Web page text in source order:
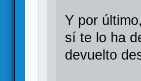
Y por
sí te lo ha
devuelto